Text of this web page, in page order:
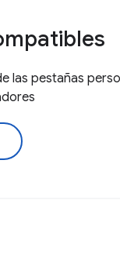
las pestañas